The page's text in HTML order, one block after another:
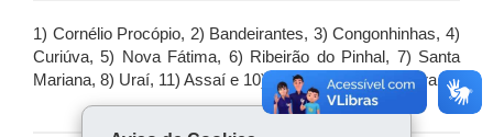
1) Cornélio Procópio, 2) Bandeirantes, 3) Congonhinhas, 4)
Curiúva, 5) Nova Fátima, 6) Ribeirão do Pinhal, 7) Santa
Mariana, 8) Uraí, 11) Assaí e 10) São Jerônimo da Serra.